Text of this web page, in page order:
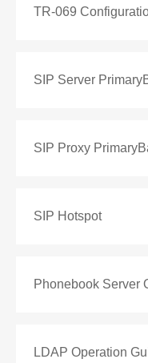
TR-069
SIP Hotspot
Phonebook Server
LDAP Operation